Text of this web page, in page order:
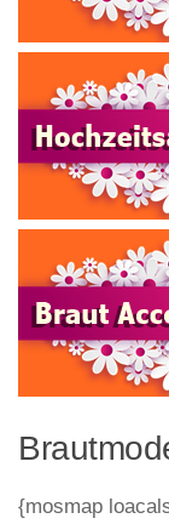
{mosmap